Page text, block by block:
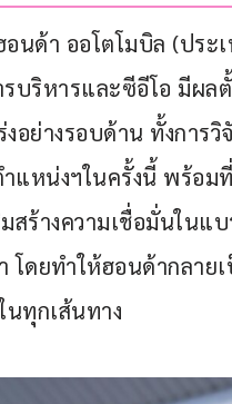
นด้า ออโตโมบิล (ประ
รบริหารและซีอีโอ มีผ
งอย่างรอบด้าน ทั้งกา
ำแหน่งฯในครั้งนี้ พร้อ
มสร้างความเชื่อมั่นใน
โดยทำให้ฮอนด้ากลาย
นทุกเส้นทาง